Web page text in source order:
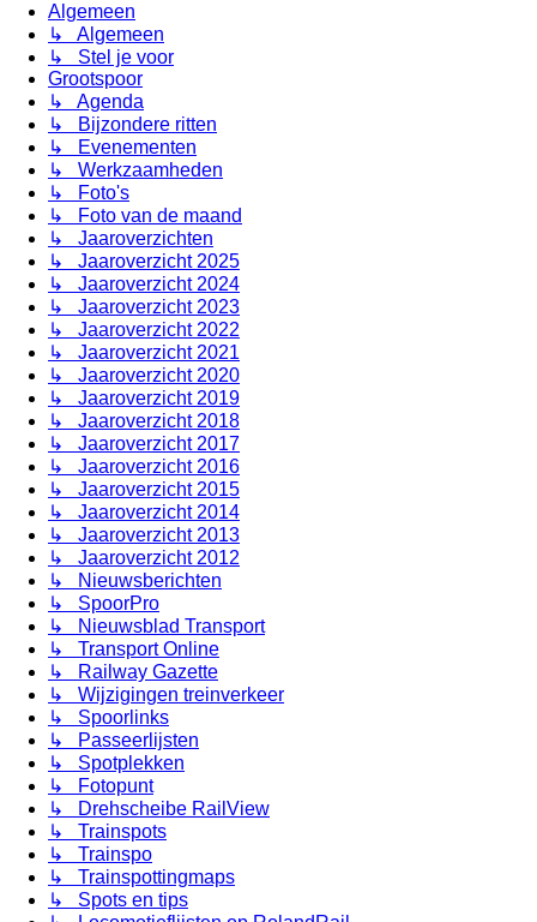
Algemeen
↳ Algemeen
↳ Stel je voor
Grootspoor
↳ Agenda
↳ Bijzondere ritten
↳ Evenementen
↳ Werkzaamheden
↳ Foto's
↳ Foto van de maand
↳ Jaaroverzichten
↳ Jaaroverzicht 2025
↳ Jaaroverzicht 2024
↳ Jaaroverzicht 2023
↳ Jaaroverzicht 2022
↳ Jaaroverzicht 2021
↳ Jaaroverzicht 2020
↳ Jaaroverzicht 2019
↳ Jaaroverzicht 2018
↳ Jaaroverzicht 2017
↳ Jaaroverzicht 2016
↳ Jaaroverzicht 2015
↳ Jaaroverzicht 2014
↳ Jaaroverzicht 2013
↳ Jaaroverzicht 2012
↳ Nieuwsberichten
↳ SpoorPro
↳ Nieuwsblad Transport
↳ Transport Online
↳ Railway Gazette
↳ Wijzigingen treinverkeer
↳ Spoorlinks
↳ Passeerlijsten
↳ Spotplekken
↳ Fotopunt
↳ Drehscheibe RailView
↳ Trainspots
↳ Trainspo
↳ Trainspottingmaps
↳ Spots en tips